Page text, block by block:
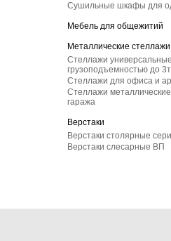
Сушильные шкафы для
Мебель для общежитий
Металлические стеллажи
Стеллажи
грузоподъемностью до
Стеллажи для офиса и
Стеллажи
гаража
Верстаки
Верстаки столярные
Верстаки слесарные ВП